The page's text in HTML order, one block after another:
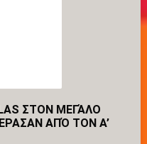
ΣΤΟΝ ΜΕΓΆΛΟ
ΑΠΌ ΤΟΝ Α’